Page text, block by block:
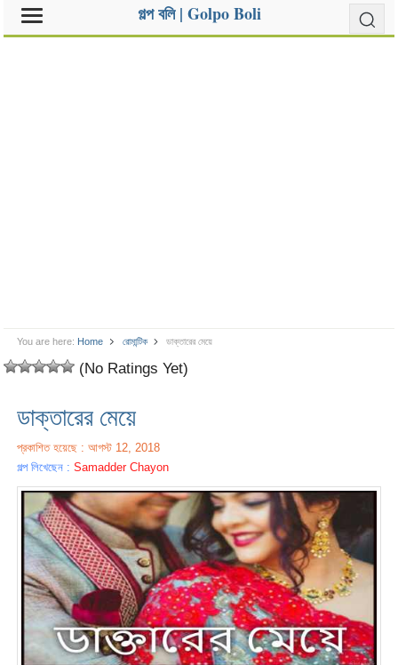
গল্প বলি | Golpo Boli
You are here: Home রোমান্টিক ডাক্তারের মেয়ে
(No Ratings Yet)
ডাক্তারের মেয়ে
প্রকাশিত হয়েছে : আগস্ট 12, 2018
গল্প লিখেছেন :Samadder Chayon